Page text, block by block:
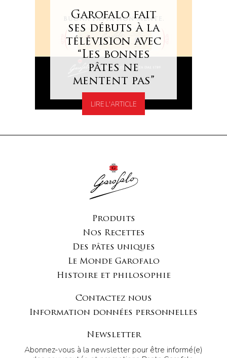
Garofalo fait
ses débuts à la
télévision avec
“Les bonnes
pâtes ne
mentent pas”
LIRE L'ARTICLE
Produits
Nos Recettes
Des pâtes uniques
Le Monde Garofalo
Histoire et philosophie
Contactez nous
Information données personnelles
Newsletter
Abonnez-vous à la newsletter pour être informé(e)